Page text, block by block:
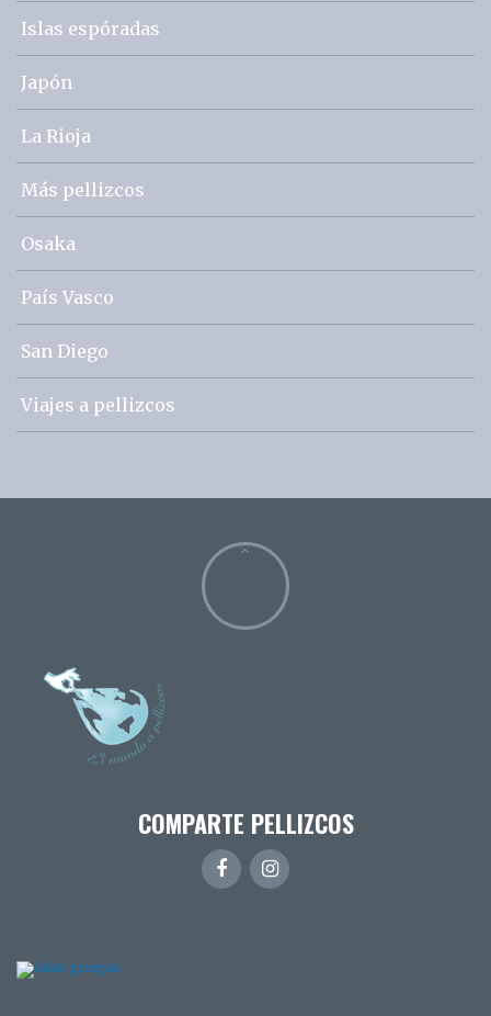
Islas espóradas
Japón
La Rioja
Más pellizcos
Osaka
País Vasco
San Diego
Viajes a pellizcos
COMPARTE PELLIZCOS